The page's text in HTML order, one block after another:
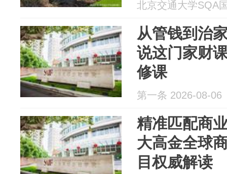
北京交通大学SQA
从管钱到治
说这门家财
修课
第一条 2026-08-06
精准匹配商
大高金全球
目权威解读